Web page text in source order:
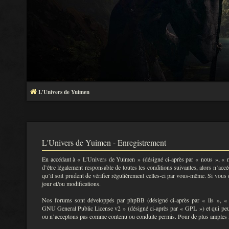
L'Univers de Yuimen
L'Univers de Yuimen - Enregistrement
En accédant à « L'Univers de Yuimen » (désigné ci-après par « nous », «
d’être légalement responsable de toutes les conditions suivantes, alors
qu’il soit prudent de vérifier régulièrement celles-ci par vous-même. Si
jour et/ou modifications.
Nos forums sont développés par phpBB (désigné ci-après par « ils
GNU General Public License v2 » (désigné ci-après par « GPL ») et qui
ou n’acceptons pas comme contenu ou conduite permis. Pour de plus